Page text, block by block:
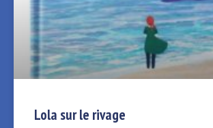
Lola sur le rivage